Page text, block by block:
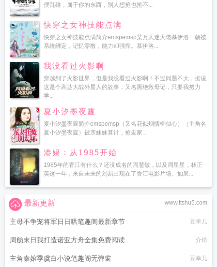
便乱碰，属于你的东西，别人想抢也抢不...
快穿之女神技能点满
快穿之女神技能点满简介emspemsp某万人迷大佬慕伊洛一朝被
系统绑定，记忆零散，能力却强悍。慕伊洛...
我没看过火影啊
穿越到了火影世界，但是我没看过火影啊！不过问题不大，据说
这是个高达大战外星人的故事，又名黑绝救母记，只要我努力
学...
夏小汐墨夜霆
夏小汐墨夜霆简介emspemsp（又名花似烟情柳似心）（主角名
夏小汐墨夜霆）被亲妹妹算计，抢走家...
港娱：从1985开始
1985年的香江有什么？还没成名的周慧敏，以及周星星，林正
英这一年，来自未来的刘易出现在了香江电影片场。如果...
www.ttshu5.com
最新更新
主母不争宠将军日日哄笔趣阁最新章节 豆幸儿
周舫末日我打造诺亚方舟全集免费阅读 介错
主角秦婠季虞白小说笔趣阁无弹窗 豆幸儿